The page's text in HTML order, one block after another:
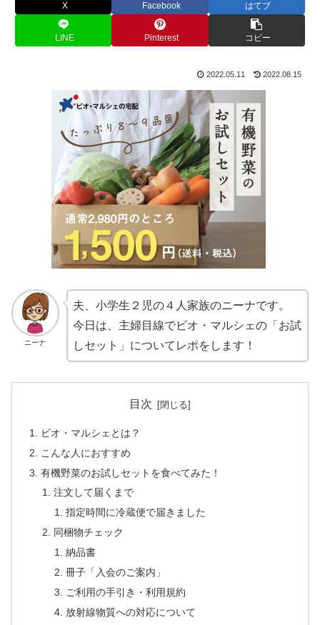
X Facebook はてブ
LINE Pinterest コピー
2022.05.11 2022.08.15
ニーナ
夫、小学生２児の４人家族のニーナです。
今日は、主婦目線でビオ・マルシェの「お試
しセット」についてレポをします！
目次
ビオ・マルシェとは？
こんな人におすすめ
有機野菜のお試しセットを食べてみた！
注文して届くまで
指定時間に冷蔵便で届きました
同梱物チェック
納品書
冊子「入会のご案内」
ご利用の手引き・利用規約
放射線物質への対応について